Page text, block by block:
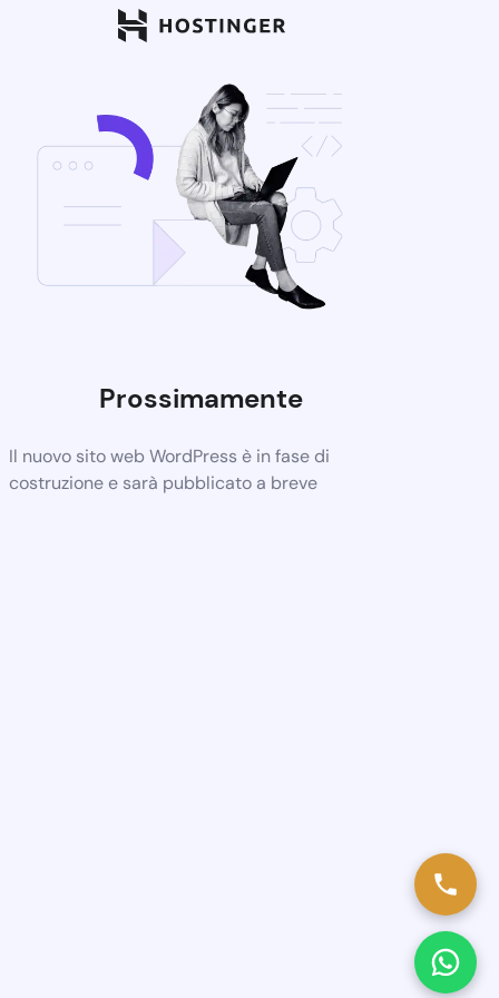
Prossimamente
Il nuovo sito web WordPress è in fase di
costruzione e sarà pubblicato a breve